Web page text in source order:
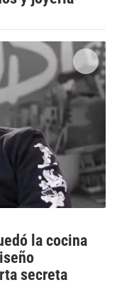
la cocina
secreta